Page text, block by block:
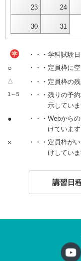
23 24
30 31
学 ・・・学科試験日
○ ・・・定員枠に
△ ・・・定員枠の
1～5
・・・残りの予
示していま
●
・・・Webから
けています
×
・・・定員枠が
けしていま
講習日